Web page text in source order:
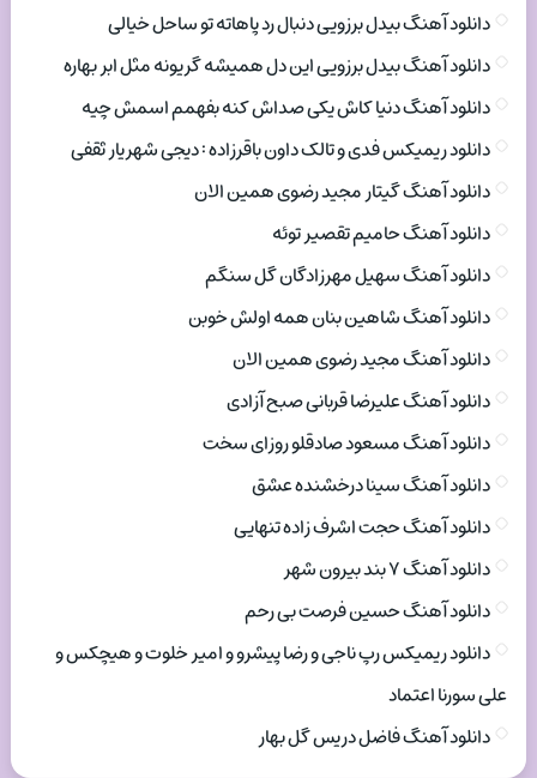
دانلود آهنگ بیدل برزویی دنبال رد پاهاته تو ساحل خیالی
دانلود آهنگ بیدل برزویی این دل همیشه گریونه مثل ابر بهاره
دانلود آهنگ دنیا کاش یکی صداش کنه بفهمم اسمش چیه
دانلود ریمیکس فدی و تالک داون باقرزاده : دیجی شهریار ثقفی
دانلود آهنگ گیتار مجید رضوی همین الان
دانلود آهنگ حامیم تقصیر توئه
دانلود آهنگ سهیل مهرزادگان گل سنگم
دانلود آهنگ شاهین بنان همه اولش خوبن
دانلود آهنگ مجید رضوی همین الان
دانلود آهنگ علیرضا قربانی صبح آزادی
دانلود آهنگ مسعود صادقلو روزای سخت
دانلود آهنگ سینا درخشنده عشق
دانلود آهنگ حجت اشرف زاده تنهایی
دانلود آهنگ ۷ بند بیرون شهر
دانلود آهنگ حسین فرصت بی رحم
دانلود ریمیکس رپ ناجی و رضا پیشرو و امیر خلوت و هیچکس و
علی سورنا اعتماد
دانلود آهنگ فاضل دریس گل بهار